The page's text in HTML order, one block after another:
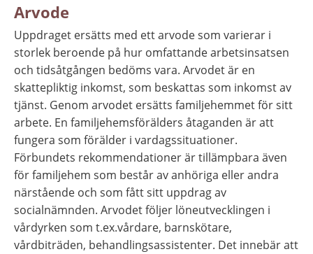
Arvode
Uppdraget ersätts med ett arvode som varierar i
storlek beroende på hur omfattande arbetsinsatsen
och tidsåtgången bedöms vara. Arvodet är en
skattepliktig inkomst, som beskattas som inkomst av
tjänst. Genom arvodet ersätts familjehemmet för sitt
arbete. En familjehemsförälders åtaganden är att
fungera som förälder i vardagssituationer.
Förbundets rekommendationer är tillämpbara även
för familjehem som består av anhöriga eller andra
närstående och som fått sitt uppdrag av
socialnämnden. Arvodet följer löneutvecklingen i
vårdyrken som t.ex.vårdare, barnskötare,
vårdbiträden, behandlingsassistenter. Det innebär att